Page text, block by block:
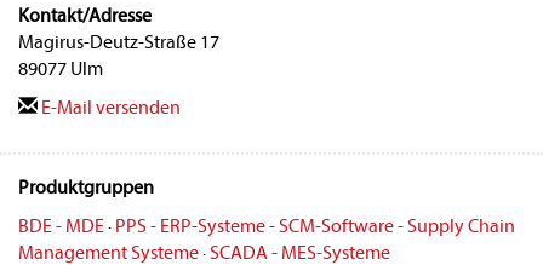
Kontakt/Adresse
Magirus-Deutz-Straße 17
89077 Ulm
E-Mail versenden
Produktgruppen
BDE - MDE · PPS - ERP-Systeme - SCM-Software - Supply Chain
Management Systeme· SCADA - MES-Systeme